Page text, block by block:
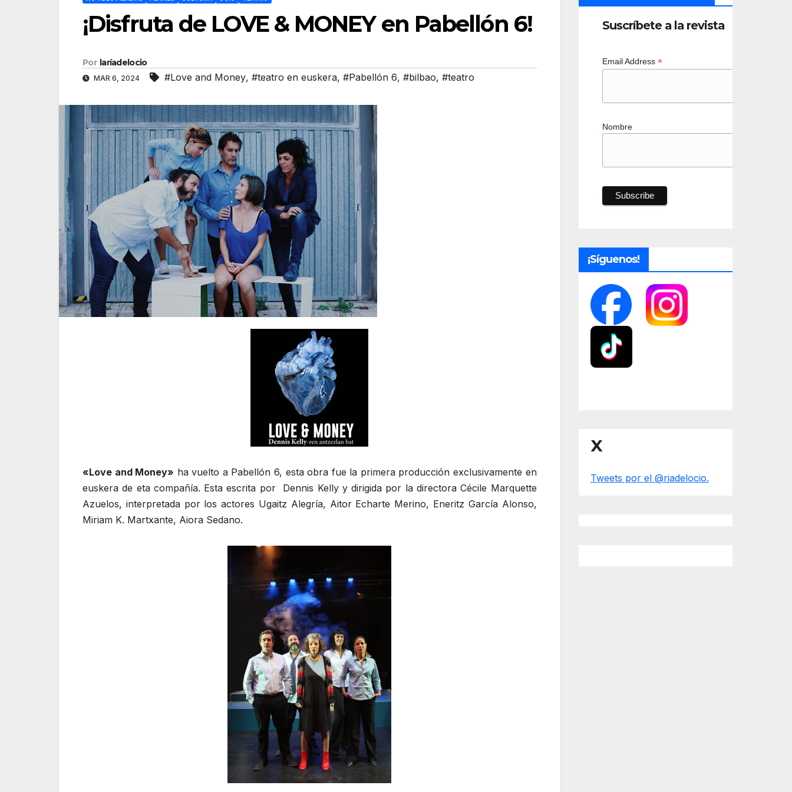
¡Disfruta de LOVE & MONEY en Pabellón 6!
Por laríadelocio
MAR 6, 2024 #Love and Money, #teatro en euskera, #Pabellón 6, #bilbao, #teatro
«Love and Money» ha vuelto a Pabellón 6, esta obra fue la primera producción exclusivamente en
euskera de eta compañía. Esta escrita por Dennis Kelly y dirigida por la directora Cécile Marquette
Azuelos, interpretada por los actores Ugaitz Alegría, Aitor Echarte Merino, Eneritz García Alonso,
Miriam K. Martxante, Aiora Sedano.
Suscríbete a la revista
Email Address *
Nombre
¡Síguenos!
X
Tweets por el @riadelocio.